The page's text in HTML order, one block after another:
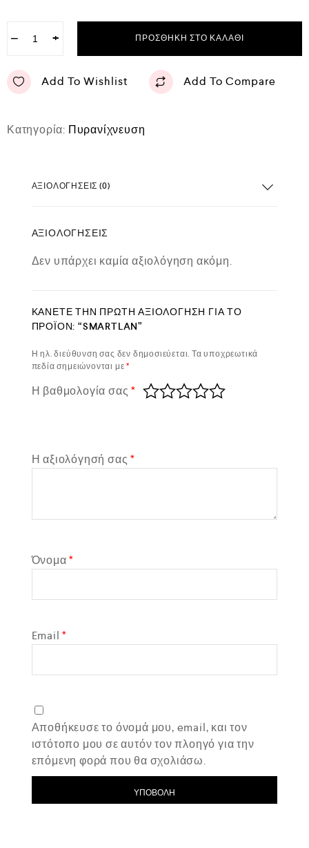
− + ΠΡΟΣΘΉΚΗ ΣΤΟ ΚΑΛΆΘΙ
Add To Wishlist Add To Compare
Κατηγορία: Πυρανίχνευση
ΑΞΙΟΛΟΓΉΣΕΙΣ (0)
ΑΞΙΟΛΟΓΉΣΕΙΣ
Δεν υπάρχει καμία αξιολόγηση ακόμη.
ΚΆΝΕΤΕ ΤΗΝ ΠΡΏΤΗ ΑΞΙΟΛΌΓΗΣΗ ΓΙΑ ΤΟ
ΠΡΟΪΌΝ: “SMARTLAN”
Η ηλ. διεύθυνση σας δεν δημοσιεύεται. Τα υποχρεωτικά
πεδία σημειώνονται με*
Η βαθμολογία σας*
Η αξιολόγησή σας*
Όνομα*
Email*
Αποθήκευσε το όνομά μου, email, και τον
ιστότοπο μου σε αυτόν τον πλοηγό για την
επόμενη φορά που θα σχολιάσω.